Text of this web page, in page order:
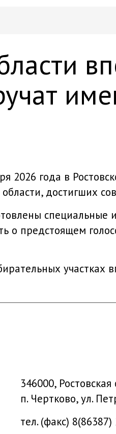
2026 года в
достигших
о предстоящем
346000,
п. Чертково, ул.
тел. (факс)